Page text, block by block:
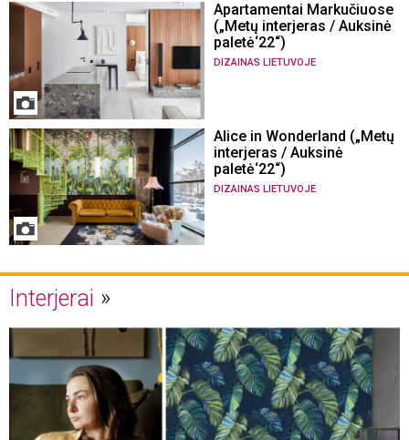
Apartamentai Markučiuose
(„Metų interjeras / Auksinė
paletė‘22“)
DIZAINAS LIETUVOJE
Alice in Wonderland („Metų
interjeras / Auksinė
paletė‘22“)
DIZAINAS LIETUVOJE
Interjerai